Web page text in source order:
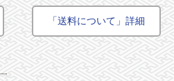
「送料について」詳細